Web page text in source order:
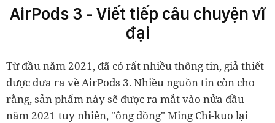
AirPods 3 - Viết tiếp câu chuyện vĩ
đại
Từ đầu năm 2021, đã có rất nhiều thông tin, giả thiết
được đưa ra về AirPods 3. Nhiều nguồn tin còn cho
rằng, sản phẩm này sẽ được ra mắt vào nửa đầu
năm 2021 tuy nhiên, "ông đồng" Ming Chi-kuo lại